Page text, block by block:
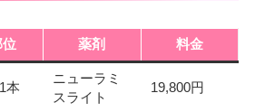
位 薬剤 料金
本
ニューラミ
スライト
19,800円